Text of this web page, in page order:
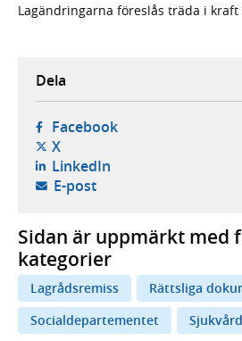
Lagändringarna föreslås träda i kraft
Dela
Facebook- öppnas i ny flik,
X- öppnas i ny flik, extern
LinkedIn- öppnas i ny flik,
E-post- öppnar din e-
Sidan är uppmärkt med
kategorier
Lagrådsremiss Rättsliga
Socialdepartementet
Sjukvård